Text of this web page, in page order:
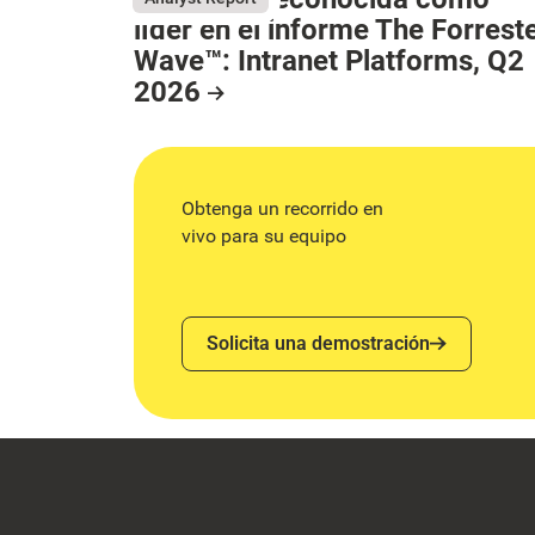
líder en el informe The
Wave™: Intranet Platforms, Q2
2026
Obtenga un recorrido en
vivo para su equipo
Solicita una demostración
Solicita una demostración